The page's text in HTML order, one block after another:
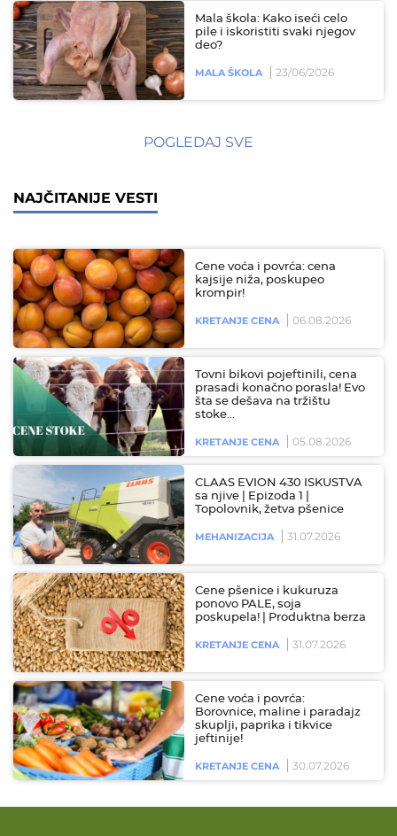
Mala škola: Kako iseći celo
pile i iskoristiti svaki njegov
deo?
MALA ŠKOLA 23/06/2026
POGLEDAJ SVE
NAJČITANIJE VESTI
Cene voća i povrća: cena
kajsije niža, poskupeo
krompir!
KRETANJE CENA 06.08.2026
Tovni bikovi pojeftinili, cena
prasadi konačno porasla! Evo
šta se dešava na tržištu
stoke…
KRETANJE CENA 05.08.2026
CLAAS EVION 430 ISKUSTVA
sa njive | Epizoda 1 |
Topolovnik, žetva pšenice
MEHANIZACIJA 31.07.2026
Cene pšenice i kukuruza
ponovo PALE, soja
poskupela! | Produktna berza
KRETANJE CENA 31.07.2026
Cene voća i povrća:
Borovnice, maline i paradajz
skuplji, paprika i tikvice
jeftinije!
KRETANJE CENA 30.07.2026